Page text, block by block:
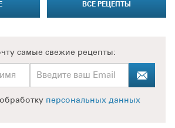
ВСЕ РЕЦЕПТЫ
самые свежие рецепты:
персональных данных